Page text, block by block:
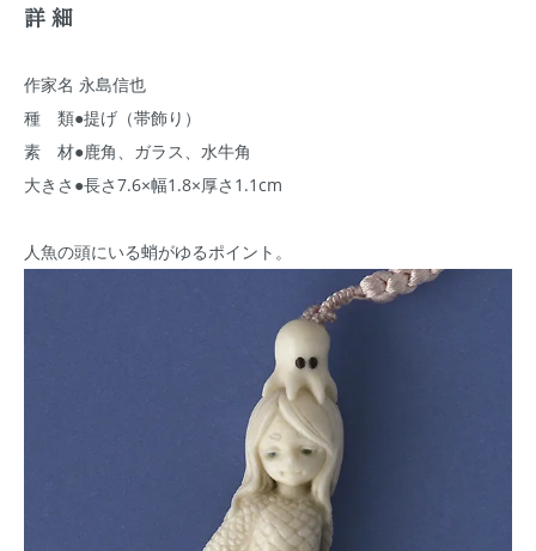
詳細
作家名 永島信也
種 類●提げ（帯飾り）
素 材●鹿角、ガラス、水牛角
大きさ●長さ7.6×幅1.8×厚さ1.1cm
人魚の頭にいる蛸がゆるポイント。